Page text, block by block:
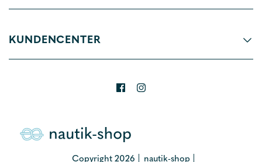
KUNDENCENTER
Copyright 2026 nautik-shop